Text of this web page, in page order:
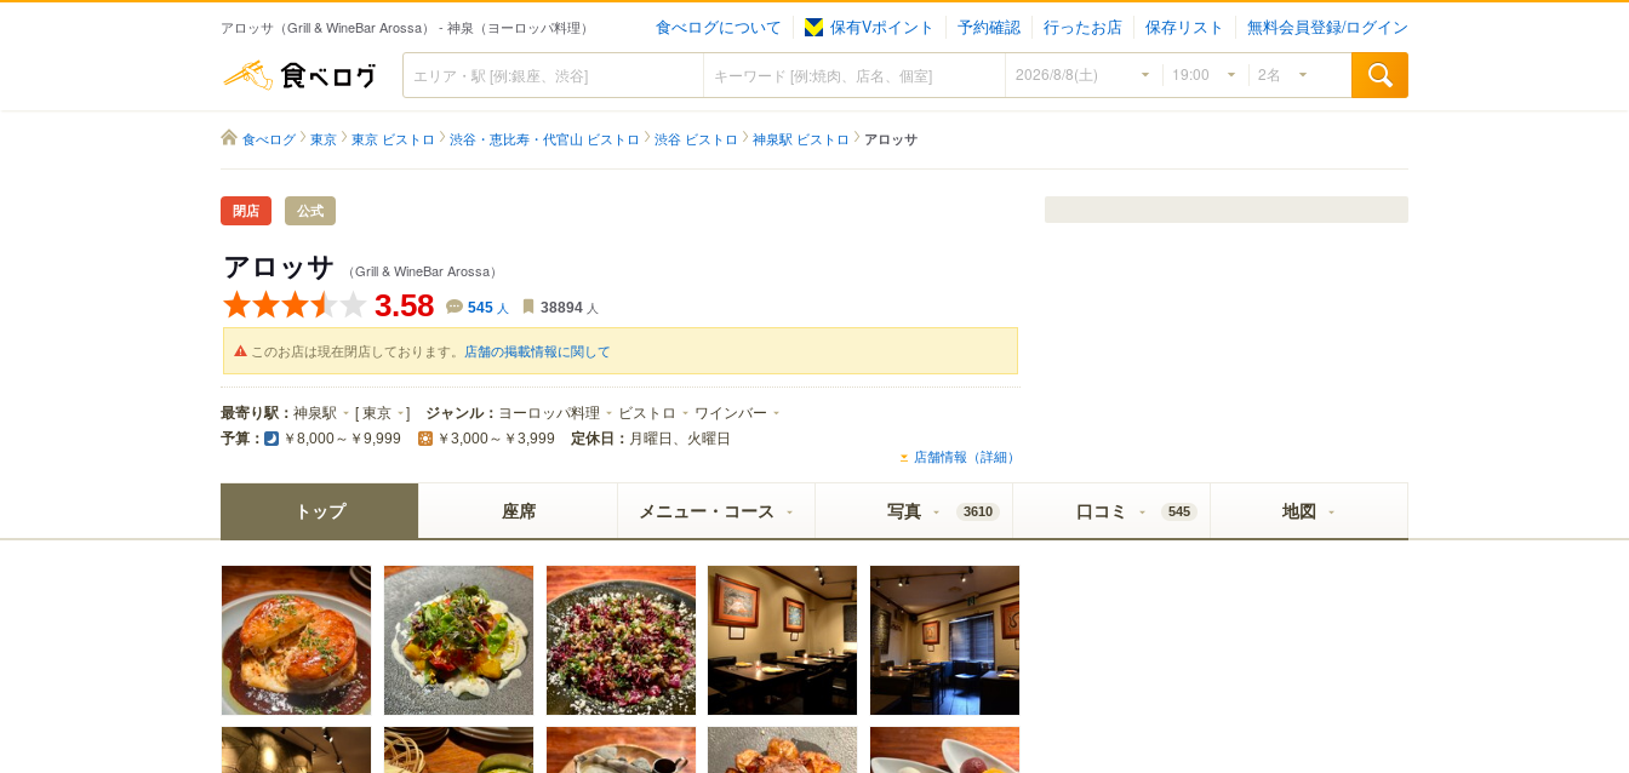
アロッサ（Grill & WineBar Arossa） - 神泉（ヨーロッパ料理） 食べログについて 保有Vポイント 予約確認 行ったお店 保存リスト 無料会員登録/ログイン
食べログ
食べログ 東京 東京 ビストロ 渋谷・恵比寿・代官山 ビストロ 渋谷 ビストロ 神泉駅 ビストロ アロッサ
閉店 公式
アロッサ （Grill & WineBar Arossa）
3.58 545 人 38894 人
このお店は現在閉店しております。 店舗の掲載情報に関して
最寄り駅： 神泉駅 [東京 ] ジャンル： ヨーロッパ料理 ビストロ ワインバー
予算： ￥8,000～￥9,999 ￥3,000～￥3,999 定休日： 月曜日、火曜日
店舗情報（詳細）
トップ 座席 メニュー・コース 写真 3610 口コミ 545 地図